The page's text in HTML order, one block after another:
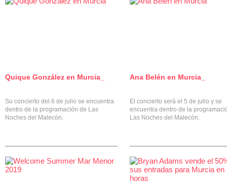
Quique González en Murcia_
Su concierto del 6 de julio se encuentra
dentro de la programación de Las
Noches del Malecón.
Ana Belén en Murcia_
El concierto será el 5 de julio y se
encuentra dentro de la
Las Noches del Malecón.